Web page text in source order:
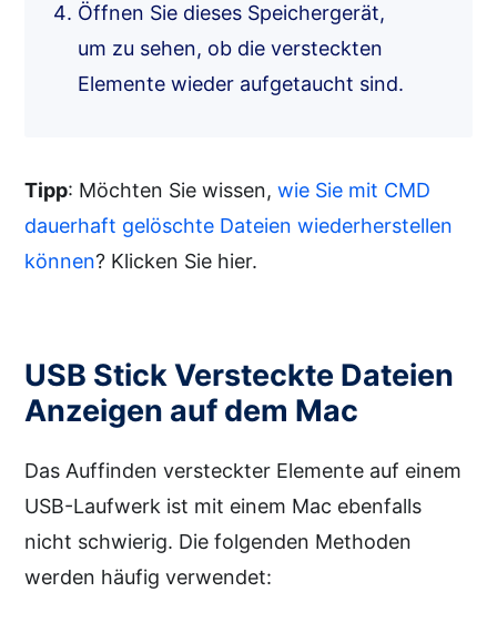
Öffnen Sie dieses Speichergerät,
um zu sehen, ob die versteckten
Elemente wieder aufgetaucht sind.
Tipp: Möchten Sie wissen,wie Sie mit CMD
dauerhaft gelöschte Dateien wiederherstellen
können? Klicken Sie hier.
USB Stick Versteckte Dateien
Anzeigen auf dem Mac
Das Auffinden versteckter Elemente auf einem
USB-Laufwerk ist mit einem Mac ebenfalls
nicht schwierig. Die folgenden Methoden
werden häufig verwendet: